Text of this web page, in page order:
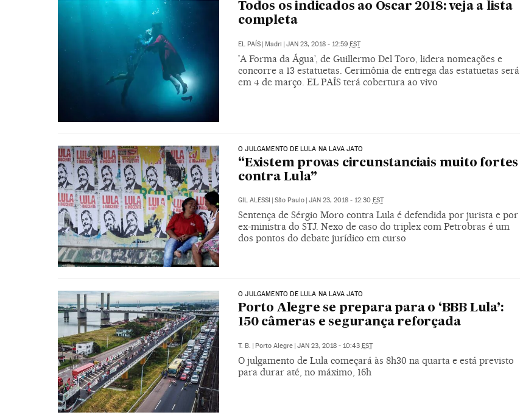
Todos os indicados ao Oscar 2018: veja a lista
completa
EL PAÍS | Madri | JAN 23, 2018 - 12:59 EST
'A Forma da Água’, de Guillermo Del Toro, lidera nomeações e
concorre a 13 estatuetas. Cerimônia de entrega das estatuetas será
em 4 de março. EL PAÍS terá cobertura ao vivo
O JULGAMENTO DE LULA NA LAVA JATO
“Existem provas circunstanciais muito fortes
contra Lula”
GIL ALESSI | São Paulo | JAN 23, 2018 - 12:30 EST
Sentença de Sérgio Moro contra Lula é defendida por jurista e por
ex-ministra do STJ. Nexo de caso do triplex com Petrobras é um
dos pontos do debate jurídico em curso
O JULGAMENTO DE LULA NA LAVA JATO
Porto Alegre se prepara para o ‘BBB Lula’:
150 câmeras e segurança reforçada
T. B. | Porto Alegre | JAN 23, 2018 - 10:43 EST
O julgamento de Lula começará às 8h30 na quarta e está previsto
para durar até, no máximo, 16h